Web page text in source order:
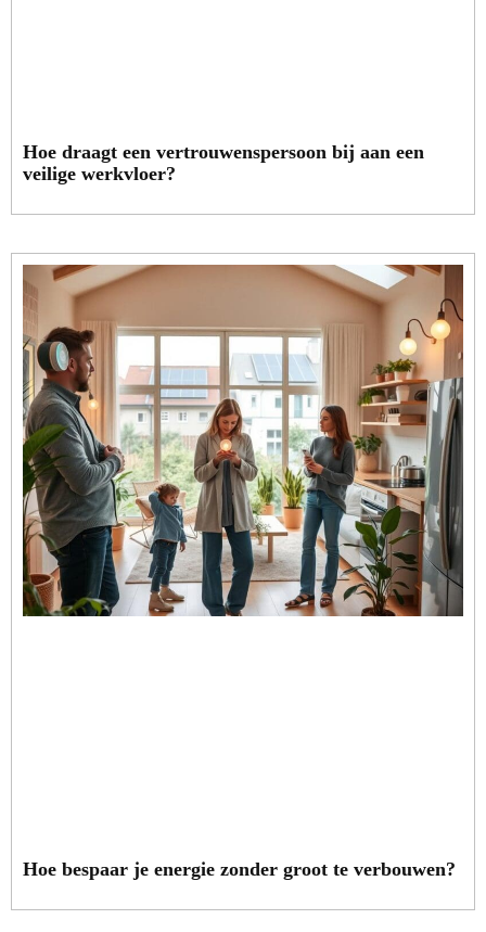
Hoe draagt een vertrouwenspersoon bij aan een
veilige werkvloer?
Hoe bespaar je energie zonder groot te verbouwen?